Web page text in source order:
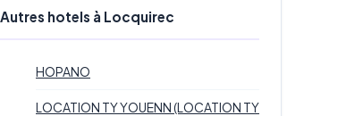
Autres hotels à Locquirec
HOPANO
LOCATION TY YOUENN (LOCATION TY